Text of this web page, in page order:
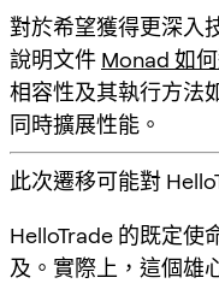
對於希望獲得更深入
說明文件 Monad 如
相容性及其執行方法
同時擴展性能。
此次遷移可能對
HelloTrade 的既定使
及。實際上，這個雄